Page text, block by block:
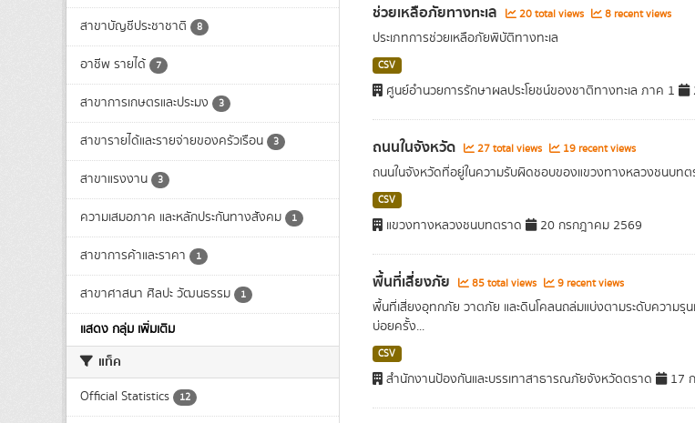
สาขาบัญชีประชาชาติ 8
อาชีพ รายได้ 7
สาขาการเกษตรและประมง 3
สาขารายได้และรายจ่ายของครัวเรือน 3
สาขาแรงงาน 3
ความเสมอภาค และหลักประกันทางสังคม 1
สาขาการค้าและราคา 1
สาขาศาสนา ศิลปะ วัฒนธรรม 1
แสดง กลุ่ม เพิ่มเติม
แท็ค
Official Statistics 12
ช่วยเหลือภัยทางทะเล 20 total views 8 recent views
ประเภทการช่วยเหลือภัยพิบัติทางทะเล
CSV
ศูนย์อำนวยการรักษาผลประโยชน์ของชาติทางทะเล ภาค 1
ถนนในจังหวัด 27 total views 19 recent views
ถนนในจังหวัดที่อยู่ในความรับผิดชอบของแขวงทางหลวงชนบทต
CSV
แขวงทางหลวงชนบทตราด 20 กรกฎาคม 2569
พื้นที่เสี่ยงภัย 85 total views 9 recent views
พื้นที่เสี่ยงอุทกภัย วาตภัย และดินโคลนถล่มแบ่งตามระดับความรุ
บ่อยครั้ง...
CSV
สำนักงานป้องกันและบรรเทาสาธารณภัยจังหวัดตราด 17